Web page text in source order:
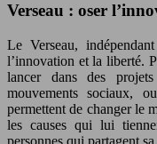
Verseau : oser
Le Verseau,
l’innovation et la liberté.
lancer dans des projets
mouvements sociaux,
permettent de changer le
les causes qui lui